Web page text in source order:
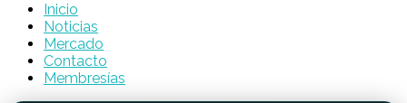
Inicio
Noticias
Mercado
Contacto
Membresías